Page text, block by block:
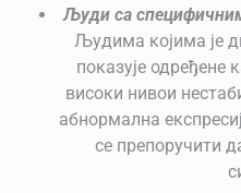
Људи са
Људима којима је
показује одређене
високи нивои
абнормална
се препоручити